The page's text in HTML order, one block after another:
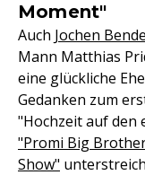
Moment"
Auch Jochen
Mann Matthias
eine glückliche
Gedanken zum
"Hochzeit auf den
"Promi Big
Show"